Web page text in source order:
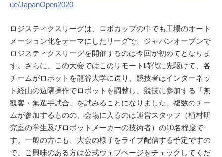
ue/JapanOpen2020
ロジスティクスリーグは、ロボカップの中でも工場のオート
メーション化をテーマにしたリーグで、ジャパンオープンで
ロジスティクスリーグを開催するのは今回が初めてとなりま
す。さらに、この大会ではこのリモート時代に先駆けて、各
チームがロボットを龍谷大学に送り、競技者はインターネッ
ト経由の遠隔操作でロボットを調整し、競技に参加する「無
観客・無選手試合」を試みることになりました。複数のチー
ムが参加するものの、会場に入るのは運営スタッフ（植村研
究室の学生及びロボットメーカーの技術者）の10名程度で
す。一般の方にも、大会の様子をライブ配信する予定ですの
で、ご興味のある方は公式ウェブページをチェックしてくだ